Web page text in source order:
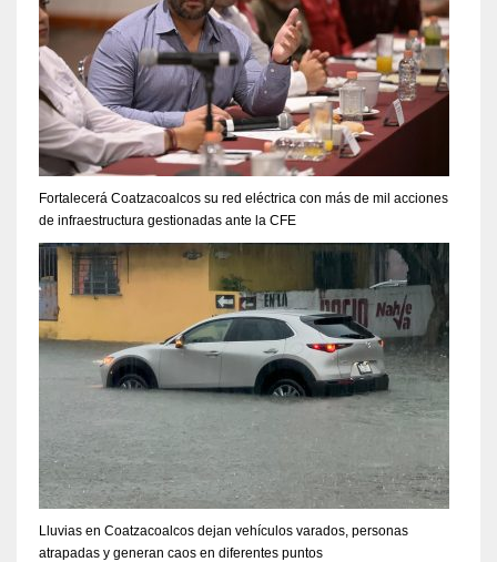
Fortalecerá Coatzacoalcos su red eléctrica con más de mil acciones
de infraestructura gestionadas ante la CFE
Lluvias en Coatzacoalcos dejan vehículos varados, personas
atrapadas y generan caos en diferentes puntos